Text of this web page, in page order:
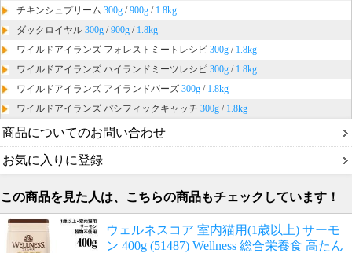
チキンシュプリーム 300g /900g / 1.8kg
ダックロイヤル 300g /900g / 1.8kg
ワイルドアイランズ フォレストミートレシピ 300g / 1.8kg
ワイルドアイランズ ハイランドミーツレシピ 300g / 1.8kg
ワイルドアイランズ アイランドバーズ 300g / 1.8kg
ワイルドアイランズ パシフィックキャッチ 300g / 1.8kg
商品についてのお問い合わせ
お気に入りに登録
この商品を見た人は、こちらの商品もチェックしています！
ウェルネスコア 室内猫用(1歳以上) サーモ
ン 400g (51487) Wellness 総合栄養食 高たん